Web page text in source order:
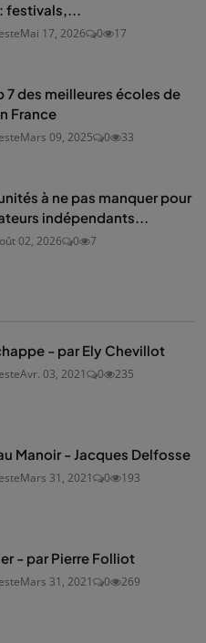
festivals,...
Mai 17, 2026 0 17
7 des meilleures écoles de
France
Mars 09, 2025 0 33
à ne pas manquer pour
indépendants...
02, 2026 0 7
- par Ely Chevillot
Avr. 03, 2021 0 235
Manoir - Jacques Delfosse
Mars 31, 2021 0 193
- par Pierre Folliot
Mars 31, 2021 0 269